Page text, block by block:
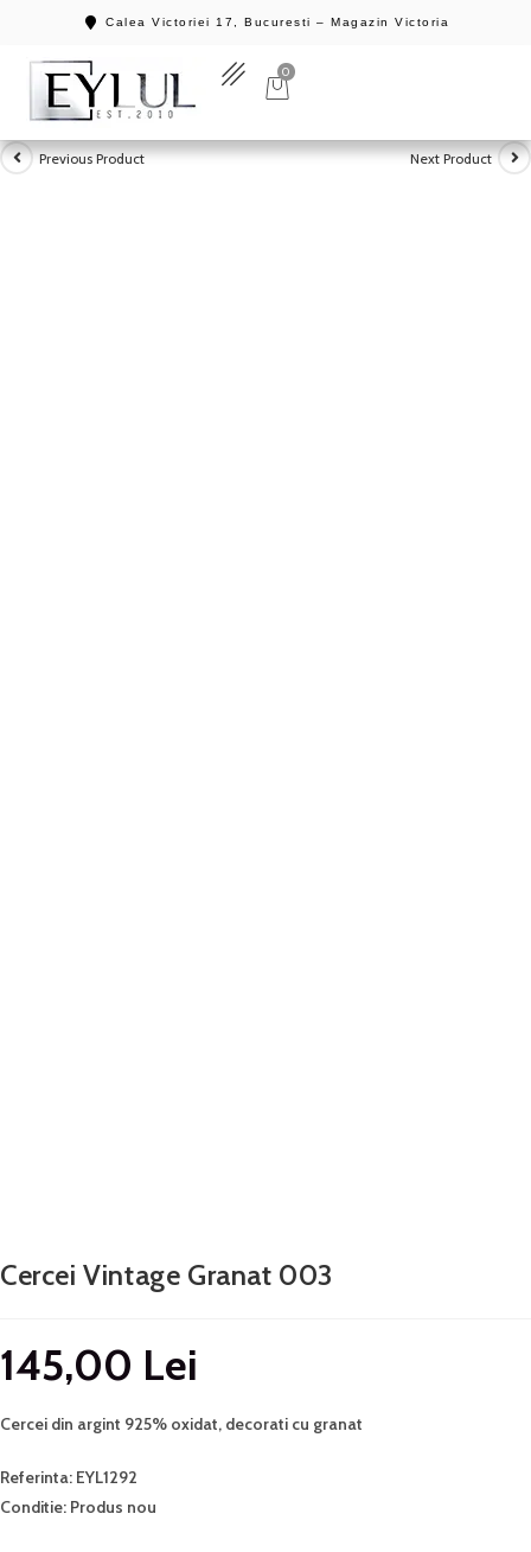
Calea Victoriei 17, Bucuresti – Magazin Victoria
0
Previous Product Next Product
Cercei Vintage Granat 003
145,00 Lei
Cercei din argint 925% oxidat, decorati cu granat
Referinta: EYL1292
Conditie: Produs nou